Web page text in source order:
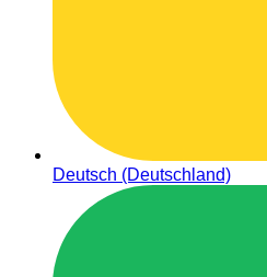
Deutsch (Deutschland)